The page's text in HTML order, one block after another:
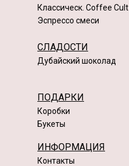
Классическ. Coffee Cult
Эспрессо смеси
СЛАДОСТИ
Дубайский шоколад
ПОДАРКИ
Коробки
Букеты
ИНФОРМАЦИЯ
Контакты